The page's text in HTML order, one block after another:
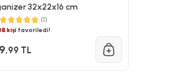
32x22x16 cm
(1)
kişi favoriledi!
,99 TL